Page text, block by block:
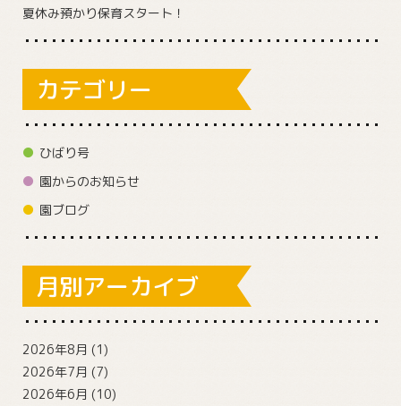
夏休み預かり保育スタート！
カテゴリー
ひばり号
園からのお知らせ
園ブログ
月別アーカイブ
2026年8月 (1)
2026年7月 (7)
2026年6月 (10)